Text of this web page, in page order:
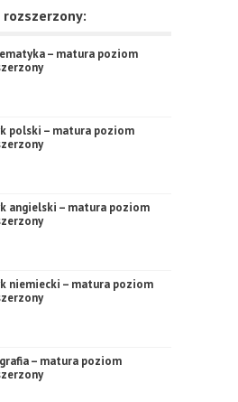
– matura poziom
polski – matura poziom
angielski – matura poziom
niemiecki – matura poziom
– matura poziom